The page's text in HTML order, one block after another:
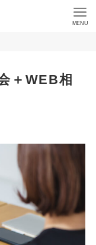
MENU
＋WEB相